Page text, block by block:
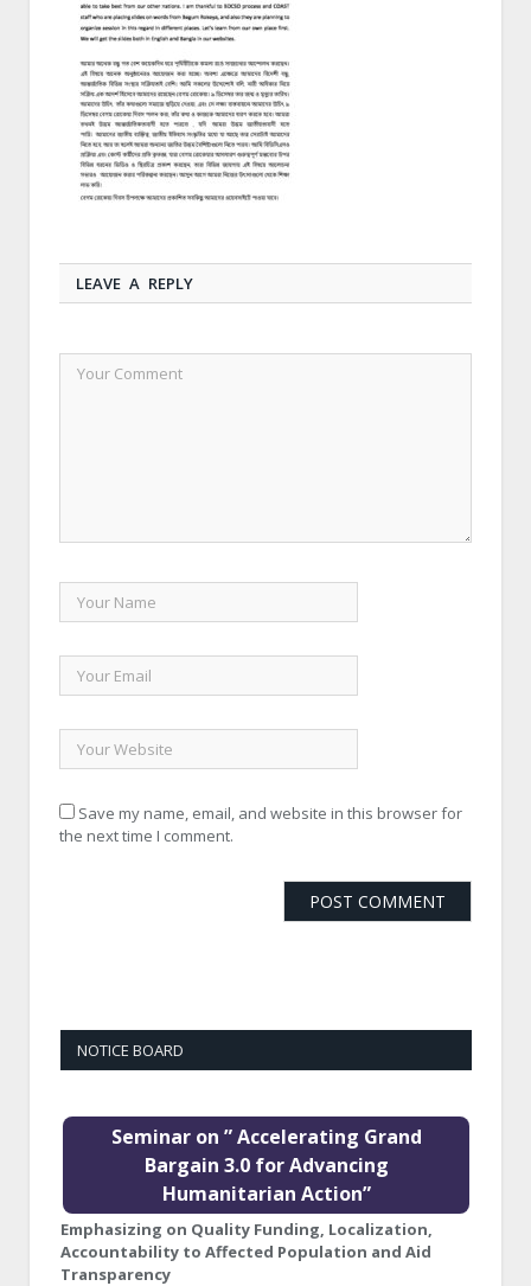
LEAVE A REPLY
Save my name, email, and website in this browser for
the next time I comment.
NOTICE BOARD
Seminar on ” Accelerating Grand
Bargain 3.0 for Advancing
Humanitarian Action”
Emphasizing on Quality Funding, Localization,
Accountability to Affected Population and Aid
Transparency